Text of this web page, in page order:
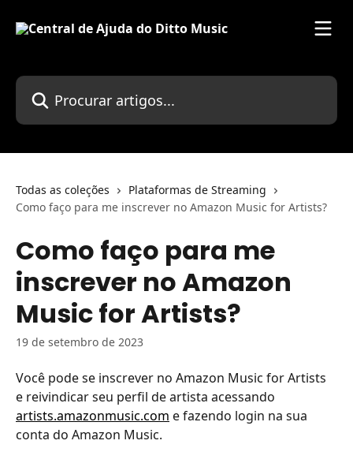
Procurar artigos...
Todas as coleções
Plataformas de Streaming
Como faço para me inscrever no Amazon Music for Artists?
Como faço para me
inscrever no Amazon
Music for Artists?
19 de setembro de 2023
Você pode se inscrever no Amazon Music for Artists
e reivindicar seu perfil de artista acessando
artists.amazonmusic.com e fazendo login na sua
conta do Amazon Music.